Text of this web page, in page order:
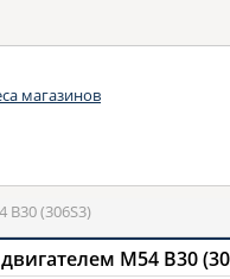
магазинов
B30 (306S3)
M54 B30